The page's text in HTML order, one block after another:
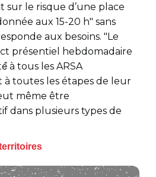
sur le risque d’une place
aux 15-20 h" sans
aux besoins. "Le
présentiel hebdomadaire
à tous les ARSA
à toutes les étapes de leur
même être
dans plusieurs types de